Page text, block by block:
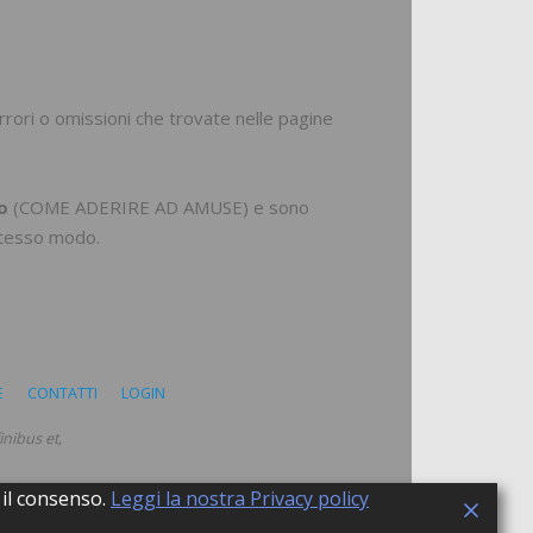
o omissioni che trovate nelle pagine
(COME ADERIRE AD AMUSE) e sono
modo.
CONTATTI LOGIN
et,
consenso. Leggi la nostra Privacy policy